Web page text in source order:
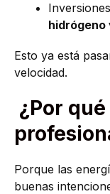
hidrógeno
Esto ya está
velocidad.
¿Por
Porque las
buenas